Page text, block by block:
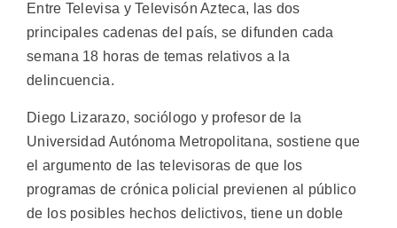
Entre Televisa y Televisón Azteca, las dos
principales cadenas del país, se difunden cada
semana 18 horas de temas relativos a la
delincuencia.
Diego Lizarazo, sociólogo y profesor de la
Universidad Autónoma Metropolitana, sostiene que
el argumento de las televisoras de que los
programas de crónica policial previenen al público
de los posibles hechos delictivos, tiene un doble